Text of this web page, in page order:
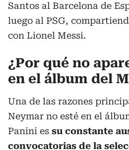
Santos al Barcelona de
luego al PSG,
con Lionel Messi.
¿Por qué no
en el álbum del
Una de las razones
Neymar no esté en el
Panini es su constante
convocatorias de la